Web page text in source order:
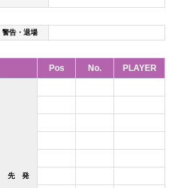
警告・退場
Pos No.
PLAYER
先 発